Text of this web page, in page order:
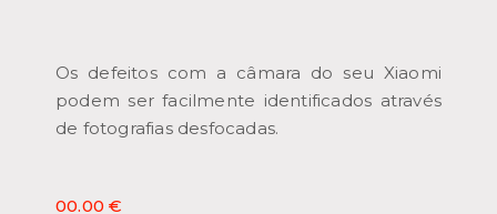
Os defeitos com a câmara do seu Xiaomi
podem ser facilmente identificados através
de fotografias desfocadas.
00.00 €